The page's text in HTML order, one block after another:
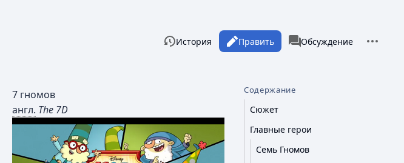
Просмотры
Читать Править
История associated-pages
Статья
Обсуждение
7 гномов
англ. The 7D
Содержание
Сюжет
Главные герои
Семь Гномов